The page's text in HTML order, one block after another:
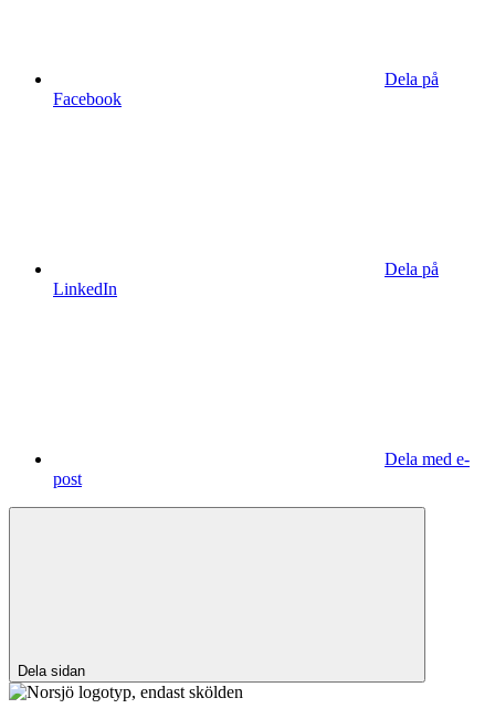
Dela på
Facebook
Dela på
LinkedIn
Dela med e-
post
Dela sidan